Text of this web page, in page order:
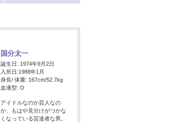
国分太一
誕生日: 1974年9月2日
入所日:1988年1月
身長/ 体重: 167cm/52.7kg
血液型: O
アイドルなのか芸人なの
か、もはや見分けがつかな
くなっている芸達者な男。